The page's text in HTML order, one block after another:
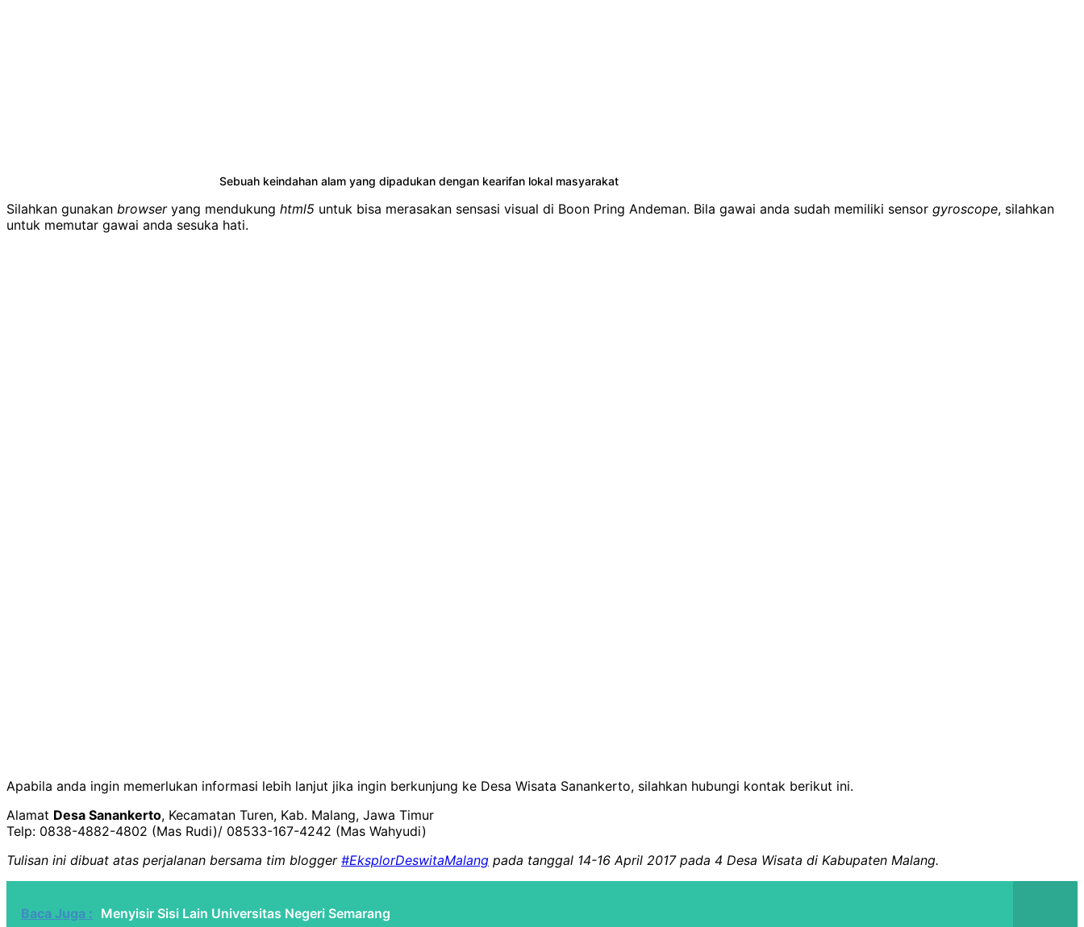
Sebuah keindahan alam yang dipadukan dengan kearifan lokal masyarakat
Silahkan gunakan browseryang mendukung html5 untuk bisa merasakan sensasi visual di Boon Pring Andeman. Bila gawai anda sudah memiliki sensor gyroscope, silahkan
untuk memutar gawai anda sesuka hati.
Apabila anda ingin memerlukan informasi lebih lanjut jika ingin berkunjung ke Desa Wisata Sanankerto, silahkan hubungi kontak berikut ini.
Alamat Desa Sanankerto, Kecamatan Turen, Kab. Malang, Jawa Timur
Telp: 0838-4882-4802 (Mas Rudi)/ 08533-167-4242 (Mas Wahyudi)
Tulisan ini dibuat atas perjalanan bersama tim blogger #EksplorDeswitaMalang pada tanggal 14-16 April 2017 pada 4 Desa Wisata di Kabupaten Malang.
Baca Juga : Menyisir Sisi Lain Universitas Negeri Semarang